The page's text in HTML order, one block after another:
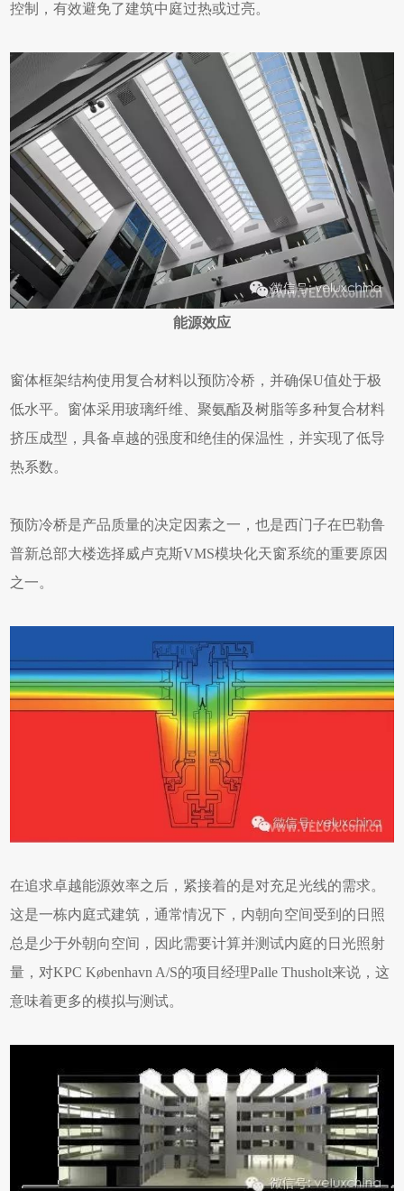
控制，有效避免了建筑中庭过热或过亮。
能源效应
窗体框架结构使用复合材料以预防冷桥，并确保U值处于极
低水平。窗体采用玻璃纤维、聚氨酯及树脂等多种复合材料
挤压成型，具备卓越的强度和绝佳的保温性，并实现了低导
热系数。
预防冷桥是产品质量的决定因素之一，也是西门子在巴勒鲁
普新总部大楼选择威卢克斯VMS模块化天窗系统的重要原因
之一。
在追求卓越能源效率之后，紧接着的是对充足光线的需求。
这是一栋内庭式建筑，通常情况下，内朝向空间受到的日照
总是少于外朝向空间，因此需要计算并测试内庭的日光照射
量，对KPC København A/S的项目经理Palle Thusholt来说，这
意味着更多的模拟与测试。